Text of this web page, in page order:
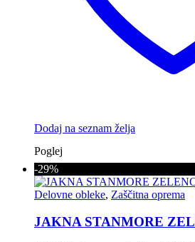
Dodaj na seznam želja
Poglej
-29%
Delovne obleke, Zaščitna oprema
JAKNA STANMORE